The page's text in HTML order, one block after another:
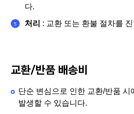
다.
처리 : 교환 또는 환불 절차를
교환/반품 배송비
단순 변심으로 인한 교환/반품 시
발생할 수 있습니다.